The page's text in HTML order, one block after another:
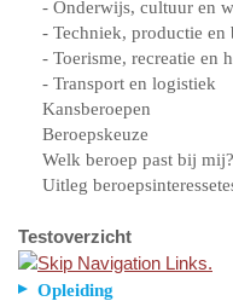
- Onderwijs, cultuur en
- Techniek, productie en
- Toerisme, recreatie en
- Transport en logistiek
Kansberoepen
Beroepskeuze
Welk beroep past bij mij?
Uitleg
Testoverzicht
Opleiding